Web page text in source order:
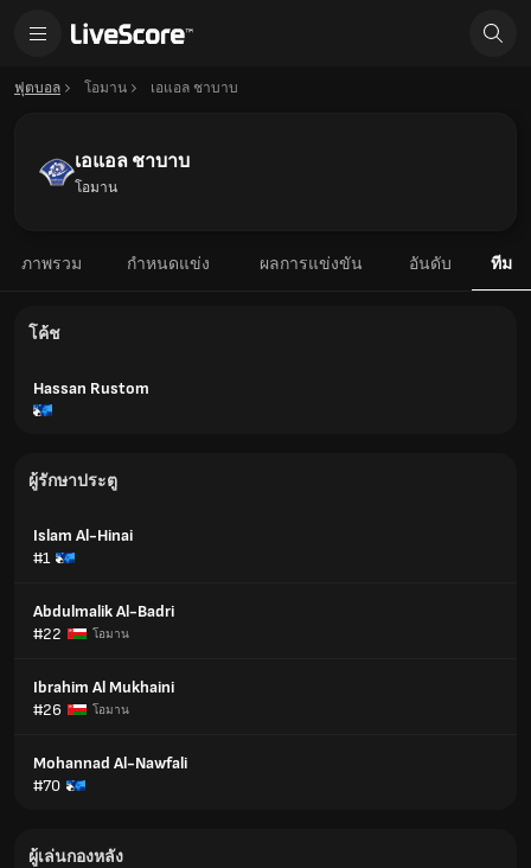
ฟุตบอล โอมาน เอแอล ชาบาบ
เอแอล ชาบาบ
โอมาน
ภาพรวม กำหนดแข่ง ผลการแข่งขัน อันดับ ทีม
โค้ช
Hassan Rustom
ผู้รักษาประตู
Islam Al-Hinai
#1
Abdulmalik Al-Badri
#22
โอมาน
Ibrahim Al Mukhaini
#26
โอมาน
Mohannad Al-Nawfali
#70
ผู้เล่นกองหลัง